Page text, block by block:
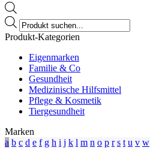
Products
search
Produkt-Kategorien
Eigenmarken
Familie & Co
Gesundheit
Medizinische Hilfsmittel
Pflege & Kosmetik
Tiergesundheit
Marken
a b c d e f g h i j k l m n o p r s t u v w